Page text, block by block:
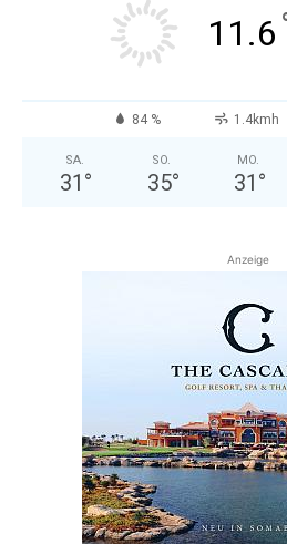
11.6
84 % 1.4kmh
SA.
31 °
SO.
35°
MO.
31 °
Anzeige